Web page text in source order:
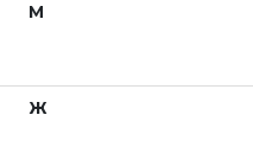
М
Ж